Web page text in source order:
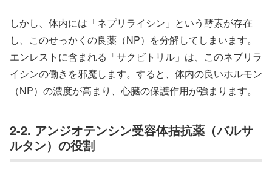
しかし、体内には「ネプリライシン」という酵素が存在
し、このせっかくの良薬（NP）を分解してしまいます。
エンレストに含まれる「サクビトリル」は、このネプリラ
イシンの働きを邪魔します。すると、体内の良いホルモン
（NP）の濃度が高まり、心臓の保護作用が強まります。
2-2. アンジオテンシン受容体拮抗薬（バルサ
ルタン）の役割